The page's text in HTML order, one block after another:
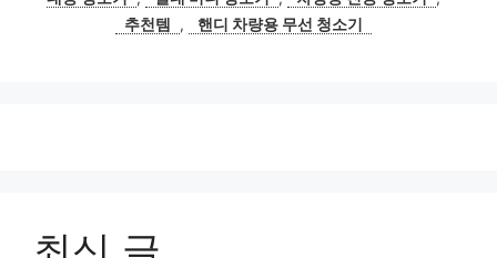
추천템
, 핸디 차량용 무선 청소기